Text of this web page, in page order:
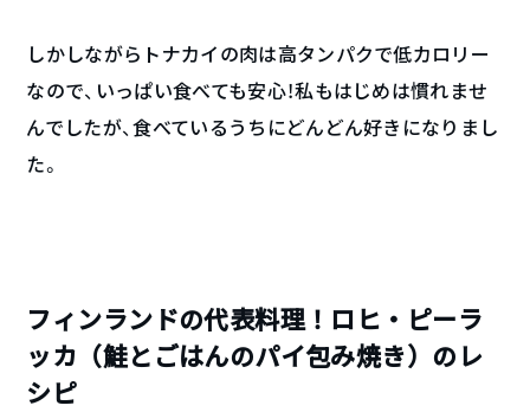
しかしながらトナカイの肉は高タンパクで低カロリー
なので、いっぱい食べても安心！私もはじめは慣れませ
んでしたが、食べているうちにどんどん好きになりまし
た。
フィンランドの代表料理！ロヒ・ピーラ
ッカ（鮭とごはんのパイ包み焼き）のレ
シピ